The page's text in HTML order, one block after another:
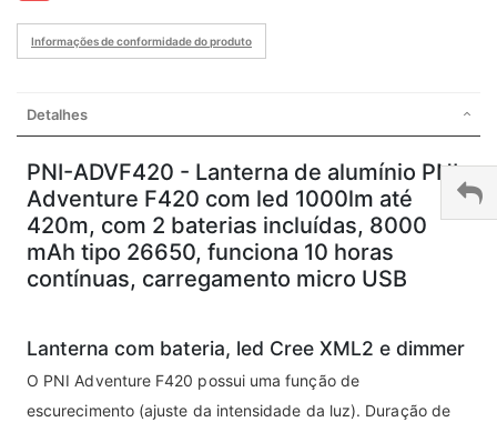
Informações de conformidade do produto
Detalhes
PNI-ADVF420 - Lanterna de alumínio PNI
Adventure F420 com led 1000lm até
420m, com 2 baterias incluídas, 8000
mAh tipo 26650, funciona 10 horas
contínuas, carregamento micro USB
Lanterna com bateria, led Cree XML2 e dimmer
O PNI Adventure F420 possui uma função de
escurecimento (ajuste da intensidade da luz). Duração de